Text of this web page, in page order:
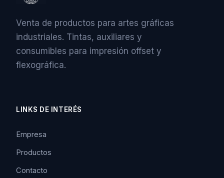
Venta de productos para artes gráficas
industriales. Tintas, auxiliares y
consumibles para impresión offset y
flexográfica.
LINKS DE INTERÉS
Empresa
Productos
Contacto